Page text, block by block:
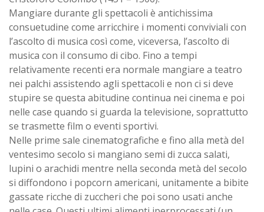
Mangiare durante gli spettacoli è antichissima
consuetudine come arricchire i momenti conviviali con
l’ascolto di musica così come, viceversa, l’ascolto di
musica con il consumo di cibo. Fino a tempi
relativamente recenti era normale mangiare a teatro
nei palchi assistendo agli spettacoli e non ci si deve
stupire se questa abitudine continua nei cinema e poi
nelle case quando si guarda la televisione, soprattutto
se trasmette film o eventi sportivi.
Nelle prime sale cinematografiche e fino alla metà del
ventesimo secolo si mangiano semi di zucca salati,
lupini o arachidi mentre nella seconda metà del secolo
si diffondono i popcorn americani, unitamente a bibite
gassate ricche di zuccheri che poi sono usati anche